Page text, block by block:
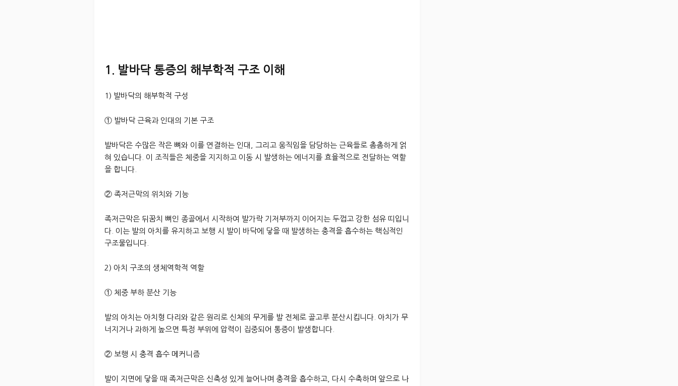
1. 발바닥 통증의 해부학적 구조 이해
1) 발바닥의 해부학적 구성
① 발바닥 근육과 인대의 기본 구조
발바닥은 수많은 작은 뼈와 이를 연결하는 인대, 그리고 움직임을 담당하는 근육들로 촘촘하게 얽
혀 있습니다. 이 조직들은 체중을 지지하고 이동 시 발생하는 에너지를 효율적으로 전달하는 역할
을 합니다.
② 족저근막의 위치와 기능
족저근막은 뒤꿈치 뼈인 종골에서 시작하여 발가락 기저부까지 이어지는 두껍고 강한 섬유 띠입니
다. 이는 발의 아치를 유지하고 보행 시 발이 바닥에 닿을 때 발생하는 충격을 흡수하는 핵심적인
구조물입니다.
2) 아치 구조의 생체역학적 역할
① 체중 부하 분산 기능
발의 아치는 아치형 다리와 같은 원리로 신체의 무게를 발 전체로 골고루 분산시킵니다. 아치가 무
너지거나 과하게 높으면 특정 부위에 압력이 집중되어 통증이 발생합니다.
② 보행 시 충격 흡수 메커니즘
발이 지면에 닿을 때 족저근막은 신축성 있게 늘어나며 충격을 흡수하고, 다시 수축하며 앞으로 나